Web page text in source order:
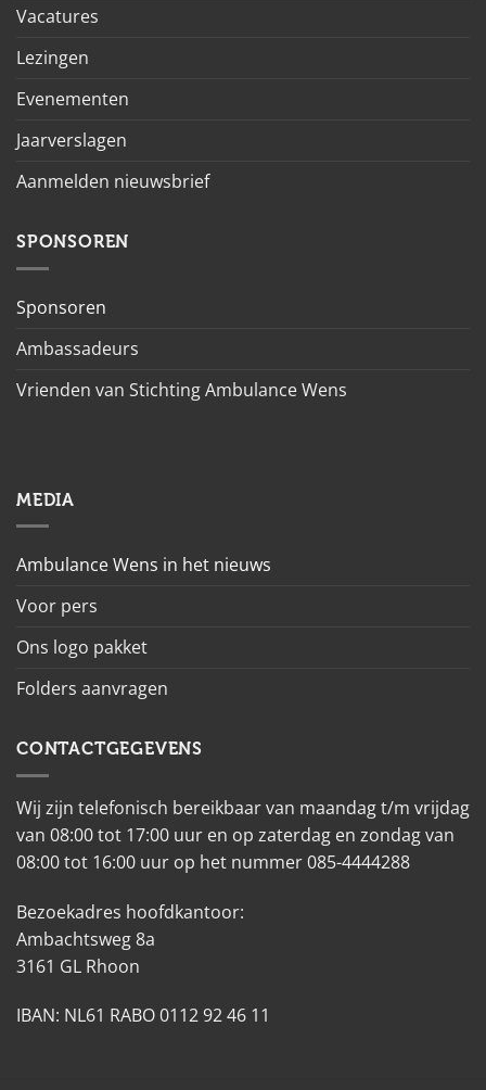
Vacatures
Lezingen
Evenementen
Jaarverslagen
Aanmelden nieuwsbrief
SPONSOREN
Sponsoren
Ambassadeurs
Vrienden van Stichting Ambulance Wens
MEDIA
Ambulance Wens in het nieuws
Voor pers
Ons logo pakket
Folders aanvragen
CONTACTGEGEVENS
Wij zijn telefonisch bereikbaar van maandag t/m vrijdag
van 08:00 tot 17:00 uur en op zaterdag en zondag van
08:00 tot 16:00 uur op het nummer 085-4444288
Bezoekadres hoofdkantoor:
Ambachtsweg 8a
3161 GL Rhoon
IBAN: NL61 RABO 0112 92 46 11